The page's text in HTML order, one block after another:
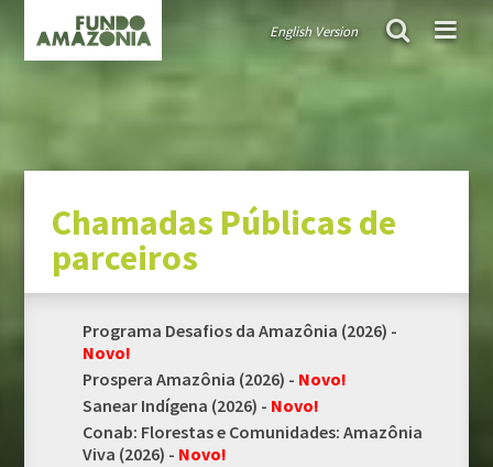
English Version
Governança
TRANSPARÊNCIA
Doações
Auditorias
Relatórios anuais
Informe de carteira
PROJETOS APOIADOS
Chamadas públicas de projetos apoiados
Chamadas Públicas de
parceiros
Programa Desafios da Amazônia (2026) -
Novo!
Prospera Amazônia (2026) - Novo!
Sanear Indígena (2026) - Novo!
Conab: Florestas e Comunidades: Amazônia
Viva (2026) - Novo!